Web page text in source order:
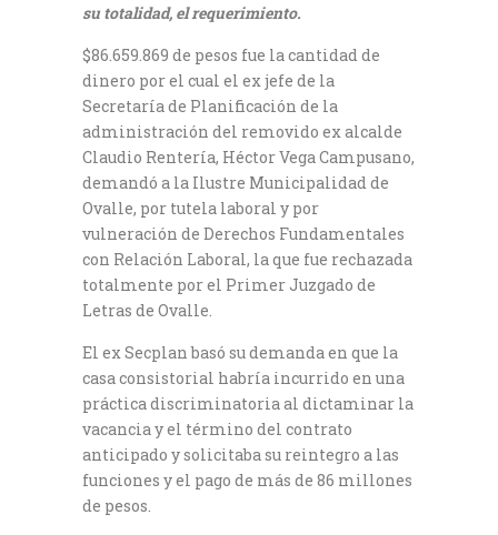
su totalidad, el requerimiento.
$86.659.869 de pesos fue la cantidad de
dinero por el cual el ex jefe de la
Secretaría de Planificación de la
administración del removido ex alcalde
Claudio Rentería, Héctor Vega Campusano,
demandó a la Ilustre Municipalidad de
Ovalle, por tutela laboral y por
vulneración de Derechos Fundamentales
con Relación Laboral, la que fue rechazada
totalmente por el Primer Juzgado de
Letras de Ovalle.
El ex Secplan basó su demanda en que la
casa consistorial habría incurrido en una
práctica discriminatoria al dictaminar la
vacancia y el término del contrato
anticipado y solicitaba su reintegro a las
funciones y el pago de más de 86 millones
de pesos.